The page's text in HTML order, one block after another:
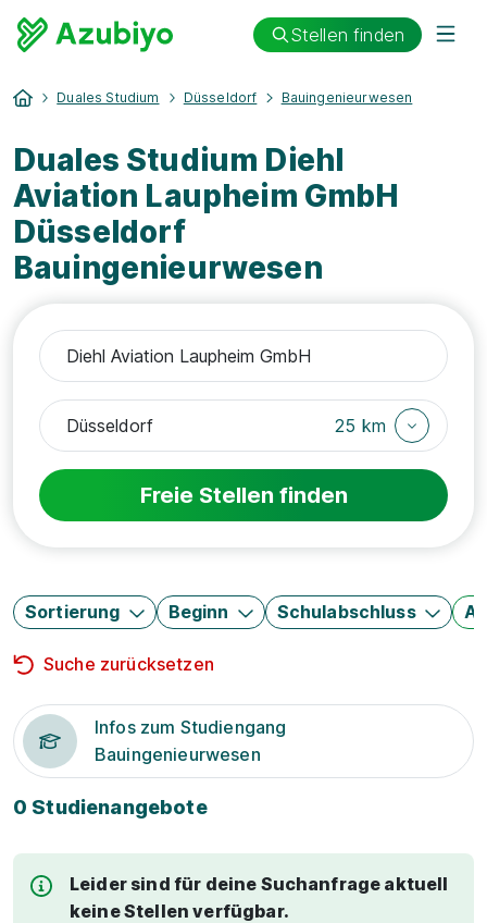
Stellen finden
Duales Studium Düsseldorf Bauingenieurwesen
Duales Studium Diehl
Aviation Laupheim GmbH
Düsseldorf
Bauingenieurwesen
25 km
Freie Stellen finden
Sortierung Beginn Schulabschluss
Suche zurücksetzen
Infos zum Studiengang
Bauingenieurwesen
0 Studienangebote
Leider sind für deine Suchanfrage aktuell
keine Stellen verfügbar.